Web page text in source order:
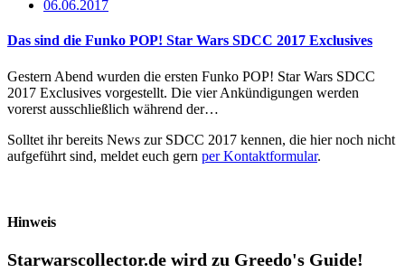
06.06.2017
Das sind die Funko POP! Star Wars SDCC 2017 Exclusives
Gestern Abend wurden die ersten Funko POP! Star Wars SDCC
2017 Exclusives vorgestellt. Die vier Ankündigungen werden
vorerst ausschließlich während der…
Solltet ihr bereits News zur SDCC 2017 kennen, die hier noch nicht
aufgeführt sind, meldet euch gern per Kontaktformular.
Hinweis
Starwarscollector.de wird zu Greedo's Guide!